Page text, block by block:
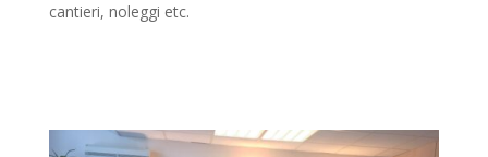
cantieri, noleggi etc.